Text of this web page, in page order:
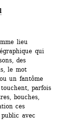
lieu
qui
des
le mot
un fantôme
parfois
bouches,
ces
avec